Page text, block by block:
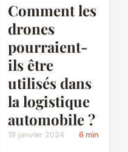
Comment les
drones
pourraient-
ils être
utilisés dans
la logistique
automobile ?
19 janvier 2024 6 min